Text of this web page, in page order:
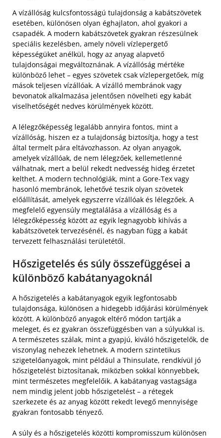
A vízállóság kulcsfontosságú tulajdonság a kabátszövetek
esetében, különösen olyan éghajlaton, ahol gyakori a
csapadék. A modern kabátszövetek gyakran részesülnek
speciális kezelésben, amely növeli vízlepergető
képességüket anélkül, hogy az anyag alapvető
tulajdonságai megváltoznának. A vízállóság mértéke
különböző lehet – egyes szövetek csak vízlepergetőek, míg
mások teljesen vízállóak. A vízálló membránok vagy
bevonatok alkalmazása jelentősen növelheti egy kabát
viselhetőségét nedves körülmények között.
A lélegzőképesség legalább annyira fontos, mint a
vízállóság, hiszen ez a tulajdonság biztosítja, hogy a test
által termelt pára eltávozhasson. Az olyan anyagok,
amelyek vízállóak, de nem lélegzőek, kellemetlenné
válhatnak, mert a belül rekedt nedvesség hideg érzetet
kelthet. A modern technológiák, mint a Gore-Tex vagy
hasonló membránok, lehetővé teszik olyan szövetek
előállítását, amelyek egyszerre vízállóak és lélegzőek. A
megfelelő egyensúly megtalálása a vízállóság és a
lélegzőképesség között az egyik legnagyobb kihívás a
kabátszövetek tervezésénél, és nagyban függ a kabát
tervezett felhasználási területétől.
Hőszigetelés és súly összefüggései a
különböző kabátanyagoknál
A hőszigetelés a kabátanyagok egyik legfontosabb
tulajdonsága, különösen a hidegebb időjárási körülmények
között. A különböző anyagok eltérő módon tartják a
meleget, és ez gyakran összefüggésben van a súlyukkal is.
A természetes szálak, mint a gyapjú, kiváló hőszigetelők, de
viszonylag nehezek lehetnek. A modern szintetikus
szigetelőanyagok, mint például a Thinsulate, rendkívül jó
hőszigetelést biztosítanak, miközben sokkal könnyebbek,
mint természetes megfelelőik. A kabátanyag vastagsága
nem mindig jelent jobb hőszigetelést – a rétegek
szerkezete és az anyag között rekedt levegő mennyisége
gyakran fontosabb tényező.
A súly és a hőszigetelés közötti kompromisszum különösen